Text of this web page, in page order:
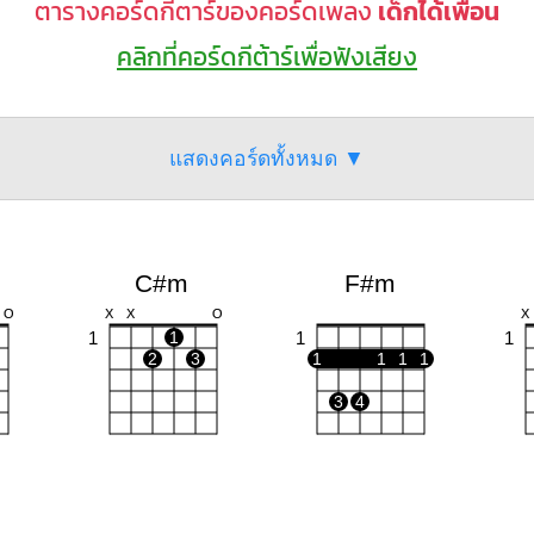
ตารางคอร์ดกีตาร์ของคอร์ดเพลง เด็กได้เพื่อน
คลิกที่คอร์ดกีต้าร์เพื่อฟังเสียง
แสดงคอร์ดทั้งหมด ▼
O
C#m
X X O
1
1
2
3
F#m
1
1 1 1 1
3 4
X
1